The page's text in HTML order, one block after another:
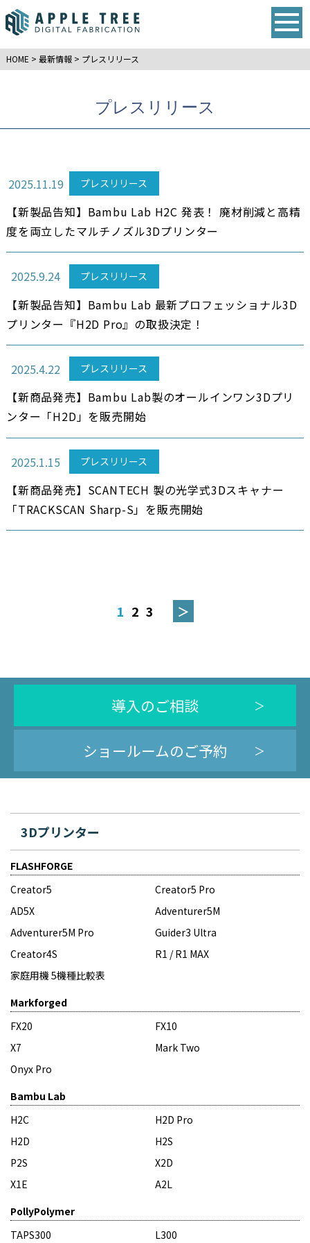
HOME > 最新情報> プレスリリース
プレスリリース
2025.11.19 プレスリリース
【新製品告知】Bambu Lab H2C 発表！ 廃材削減と高精
度を両立したマルチノズル3Dプリンター
2025.9.24 プレスリリース
【新製品告知】Bambu Lab 最新プロフェッショナル3D
プリンター『H2D Pro』の取扱決定！
2025.4.22 プレスリリース
【新商品発売】Bambu Lab製のオールインワン3Dプリ
ンター「H2D」を販売開始
2025.1.15 プレスリリース
【新商品発売】SCANTECH 製の光学式3Dスキャナー
「TRACKSCAN Sharp-S」を販売開始
ン
1 2 3 ＞
導入のご相談
ショールームのご予約
3Dプリンター
FLASHFORGE
Creator5
Creator5 Pro
AD5X
Adventurer5M
Adventurer5M Pro
Guider3 Ultra
Creator4S
R1 / R1 MAX
家庭用機 5機種比較表
Markforged
FX20
FX10
X7
Mark Two
Onyx Pro
Bambu Lab
H2C
H2D Pro
H2D
H2S
P2S
X2D
X1E
A2L
PollyPolymer
TAPS300
L300